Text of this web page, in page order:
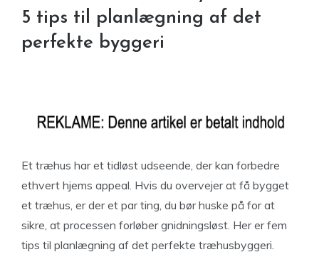
5 tips til planlægning af det
perfekte byggeri
Et træhus har et tidløst udseende, der kan forbedre
ethvert hjems appeal. Hvis du overvejer at få bygget
et træhus, er der et par ting, du bør huske på for at
sikre, at processen forløber gnidningsløst. Her er fem
tips til planlægning af det perfekte træhusbyggeri.